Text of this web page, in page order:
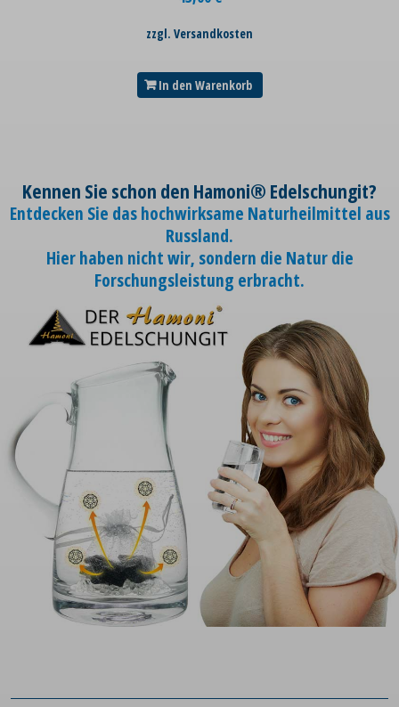
zzgl. Versandkosten
In den Warenkorb
Kennen Sie schon den Hamoni® Edelschungit?
Entdecken Sie das hochwirksame Naturheilmittel aus
Russland.
Hier haben nicht wir, sondern die Natur die
Forschungsleistung erbracht.